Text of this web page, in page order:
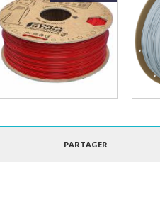
EASYFIL 1.75MM
PARTAGER